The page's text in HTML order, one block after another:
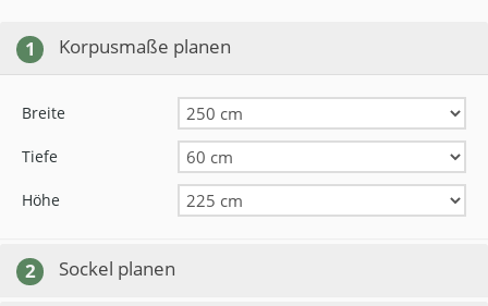
1 Korpusmaße planen
Breite
Tiefe
Höhe
2 Sockel planen